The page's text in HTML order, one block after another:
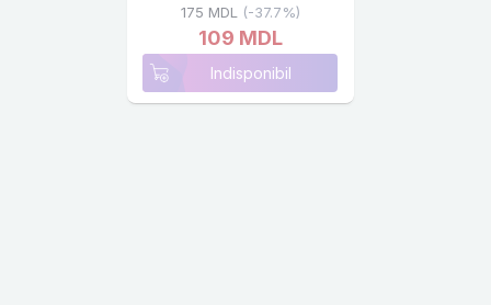
175 MDL (-37.7%)
109 MDL
Indisponibil